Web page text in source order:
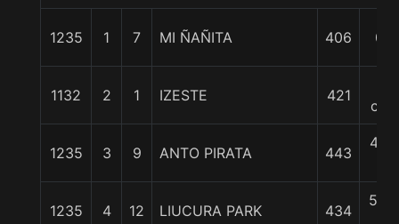
1235 1 7 MI ÑAÑITA 406 0/0
1132 2 1 IZESTE 421
1235 3 9 ANTO PIRATA 443
4 1/
1235 4 12 LIUCURA PARK 434
5 3/